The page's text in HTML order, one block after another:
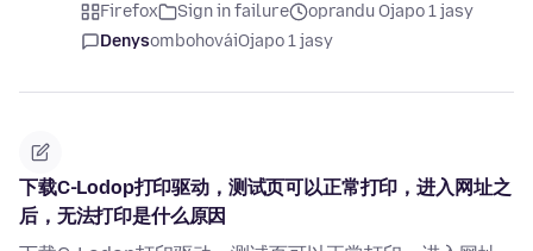
Firefox Sign in failure
oprandu Ojapo 1 jasy
DenysombohováiOjapo 1 jasy
下载C-Lodop打印驱动，测试页可以正常打印，进入网址之
后，无法打印是什么原因